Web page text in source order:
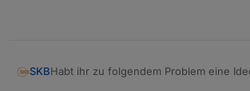
SKBHabt ihr zu folgendem Problem eine